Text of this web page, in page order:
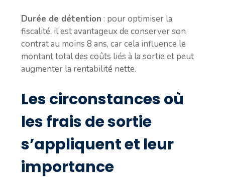
Durée de détention : pour optimiser la
fiscalité, il est avantageux de conserver son
contrat au moins 8 ans, car cela influence le
montant total des coûts liés à la sortie et peut
augmenter la rentabilité nette.
Les circonstances où
les frais de sortie
s’appliquent et leur
importance